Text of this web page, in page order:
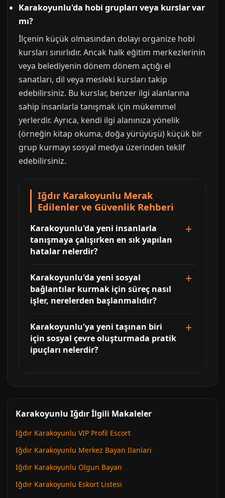
Karakoyunlu'da hobi grupları veya kurslar var
mı?
İlçenin küçük olmasından dolayı organize hobi
kursları sınırlıdır. Ancak halk eğitim merkezlerinin
veya belediyenin dönem dönem açtığı el
sanatları, dil veya mesleki kursları takip
edebilirsiniz. Bu kurslar, benzer ilgi alanlarına
sahip insanlarla tanışmak için mükemmel
yerlerdir. Ayrıca, kendi ilgi alanınıza yönelik
(örneğin kitap okuma, doğa yürüyüşü) küçük bir
grup kurmayı sosyal medya üzerinden teklif
edebilirsiniz.
Iğdır Karakoyunlu Merak
Edilenler ve Güvenlik Rehberi
Karakoyunlu'da yeni insanlarla
tanışmaya çalışırken en sık yapılan
hatalar nelerdir?
Karakoyunlu'da yeni sosyal
bağlantılar kurmak için süreç nasıl
işler, nerelerden başlanmalıdır?
Karakoyunlu'ya yeni taşınan biri
için sosyal çevre oluşturmada pratik
ipuçları nelerdir?
Karakoyunlu Iğdır İlgili Makaleler
Iğdır Karakoyunlu VIP Profil Escort
Iğdır Karakoyunlu Merkez Bayan Ilanlari
Iğdır Karakoyunlu Olgun Bayan
Iğdır Karakoyunlu Eskort Listesi